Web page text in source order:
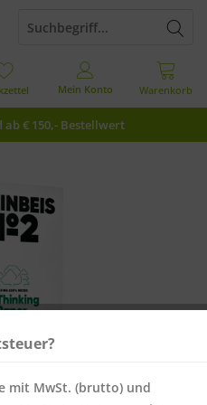
ab € 150,- Bestellwert
Warenkorb
Mein Konto
mit MwSt. (brutto) und